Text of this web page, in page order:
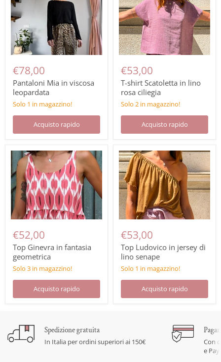
€78,00
Pantaloni Mia in viscosa
leopardata
Solo 1 in magazzino!
Acquisto rapido
€53,00
T-shirt Scatoletta in lino
rosa ciliegia
Solo 2 in magazzino!
Acquisto rapido
€52,00
Top Ginevra in fantasia
geometrica
Solo 3 in magazzino!
Acquisto rapido
€53,00
Top Ludovico in jersey di
lino senape
Solo 1 in magazzino!
Acquisto rapido
Spedizione gratuita
In Italia per ordini superiori ai 150€
Con
e